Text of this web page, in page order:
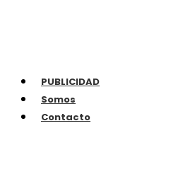
PUBLICIDAD
Somos
Contacto